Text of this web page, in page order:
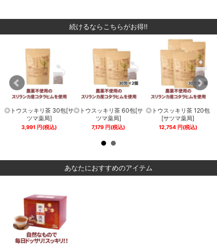
続けるならこちらがお得‼
◎トウスッキリ茶 30包[サ
ツマ薬局]
3,991 円(税込)
◎トウスッキリ茶 60包[サ
ツマ薬局]
7,179 円(税込)
◎トウスッキリ茶 120包
[サツマ薬局]
12,754円(税込)
あなたにおすすめのアイテム